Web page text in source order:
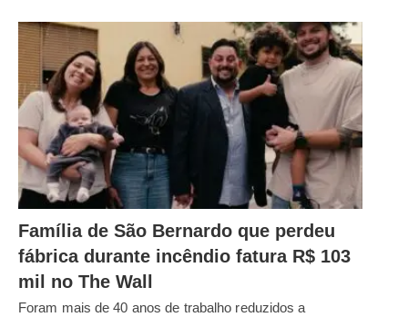
Família de São Bernardo que perdeu
fábrica durante incêndio fatura R$ 103
mil no The Wall
Foram mais de 40 anos de trabalho reduzidos a